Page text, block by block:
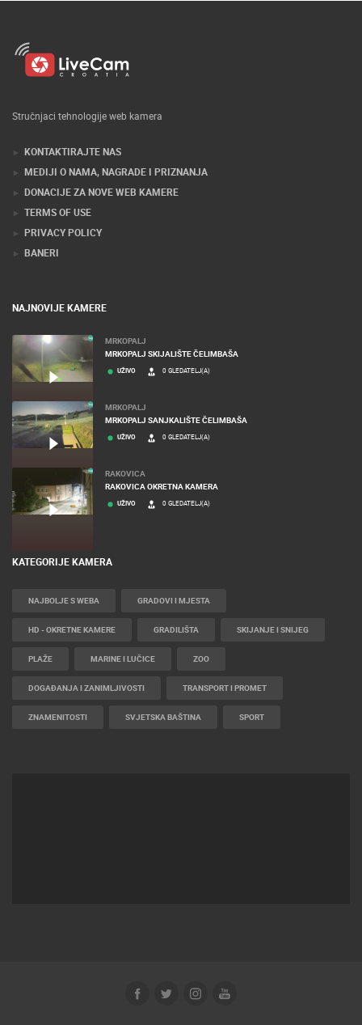
Stručnjaci tehnologije web kamera
KONTAKTIRAJTE NAS
MEDIJI O NAMA, NAGRADE I PRIZNANJA
DONACIJE ZA NOVE WEB KAMERE
TERMS OF USE
PRIVACY POLICY
BANERI
NAJNOVIJE KAMERE
MRKOPALJ
MRKOPALJ SKIJALIŠTE ČELIMBAŠA
UŽIVO 0 GLEDATELJ(A)
MRKOPALJ
MRKOPALJ SANJKALIŠTE ČELIMBAŠA
UŽIVO 0 GLEDATELJ(A)
RAKOVICA
RAKOVICA OKRETNA KAMERA
UŽIVO 0 GLEDATELJ(A)
KATEGORIJE KAMERA
NAJBOLJE S WEBA GRADOVI I MJESTA
HD - OKRETNE KAMERE GRADILIŠTA SKIJANJE I SNIJEG
PLAŽE MARINE I LUČICE ZOO
DOGAĐANJA I ZANIMLJIVOSTI TRANSPORT I PROMET
ZNAMENITOSTI SVJETSKA BAŠTINA SPORT